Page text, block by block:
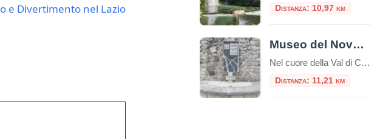
e Divertimento nel Lazio
Distanza: 10,97 km
Museo del Novecento e della Shoah: un viaggio nella memoria
Nel cuore della Val di Comino, incastonato tra le montagne del Basso Lazio e a breve distanza dal Parco Nazionale d’Abruzzo, Lazio e Molise, sorge un luogo che è al contempo un monito, un archivio e un abbraccio: il Museo del Novecento e della Shoah di San Donato Val di Comino. Questo spazio non è […]
Distanza: 11,21 km